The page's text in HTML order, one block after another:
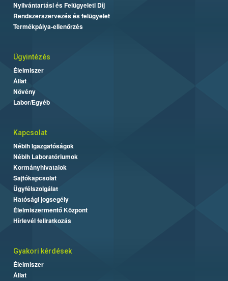
Nyilvántartási és Felügyeleti Díj
Rendszerszervezés és felügyelet
Termékpálya-ellenőrzés
Ügyintézés
Élelmiszer
Állat
Növény
Labor/Egyéb
Kapcsolat
Nébih Igazgatóságok
Nébih Laboratóriumok
Kormányhivatalok
Sajtókapcsolat
Ügyfélszolgálat
Hatósági jogsegély
Élelmiszermentő Központ
Hírlevél feliratkozás
Gyakori kérdések
Élelmiszer
Állat